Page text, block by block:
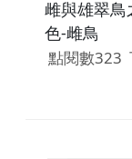
雌與雄翠鳥
色-雌鳥
點閱數323